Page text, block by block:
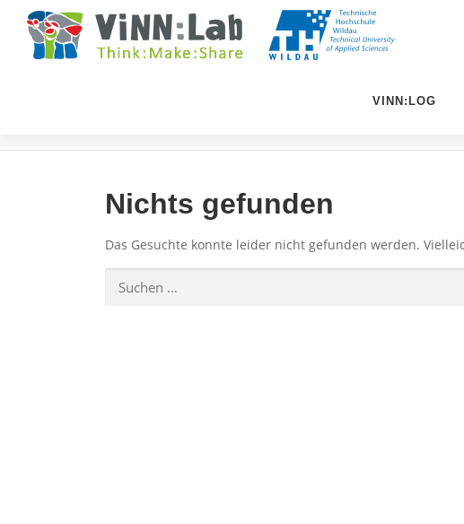
Inhalt
springen
VINN:LOG
KILIAN MEILUTET
Nichts gefunden
Das Gesuchte konnte leider nicht gefunden werden.
Suchen
nach: